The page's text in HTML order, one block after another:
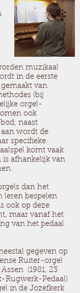
muzikaal
in de eerste
van
(bij
orgel-
ook
naast
aan wordt de
specifieke
komt vaak
is afhankelijk van
dan het
leren bespelen
ook op deze
maar vanaf het
van het pedaal
gegeven op
Ruiter-orgel
(1981, 23
Rugwerk-Pedaal)
in de Jozefkerk